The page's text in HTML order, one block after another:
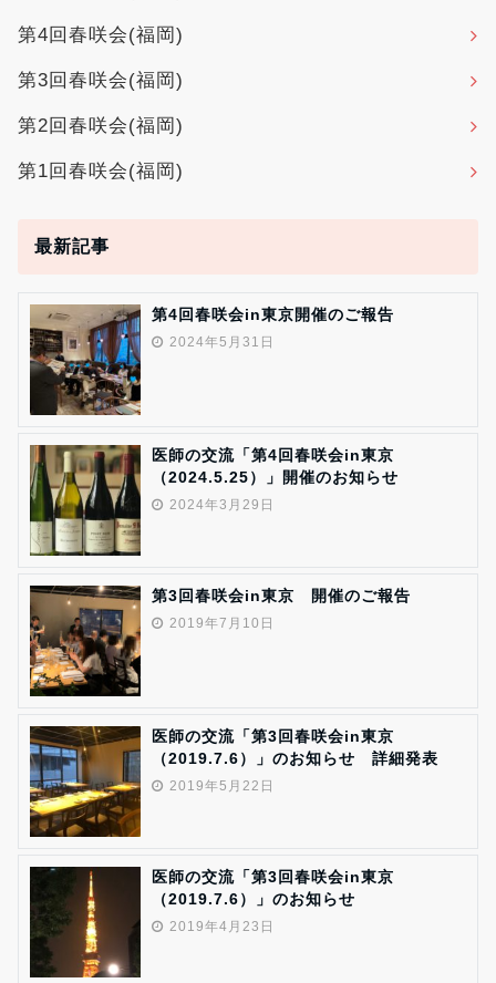
第4回春咲会(福岡)
第3回春咲会(福岡)
第2回春咲会(福岡)
第1回春咲会(福岡)
最新記事
第4回春咲会in東京開催のご報告
2024年5月31日
医師の交流「第4回春咲会in東京
（2024.5.25）」開催のお知らせ
2024年3月29日
第3回春咲会in東京 開催のご報告
2019年7月10日
医師の交流「第3回春咲会in東京
（2019.7.6）」のお知らせ 詳細発表
2019年5月22日
医師の交流「第3回春咲会in東京
（2019.7.6）」のお知らせ
2019年4月23日